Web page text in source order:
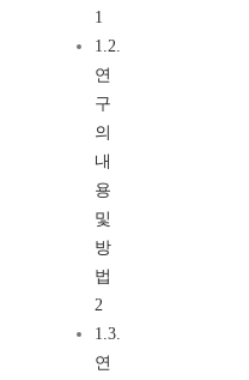
1
1.2.
연
구
의
내
용
및
방
법
2
1.3.
연